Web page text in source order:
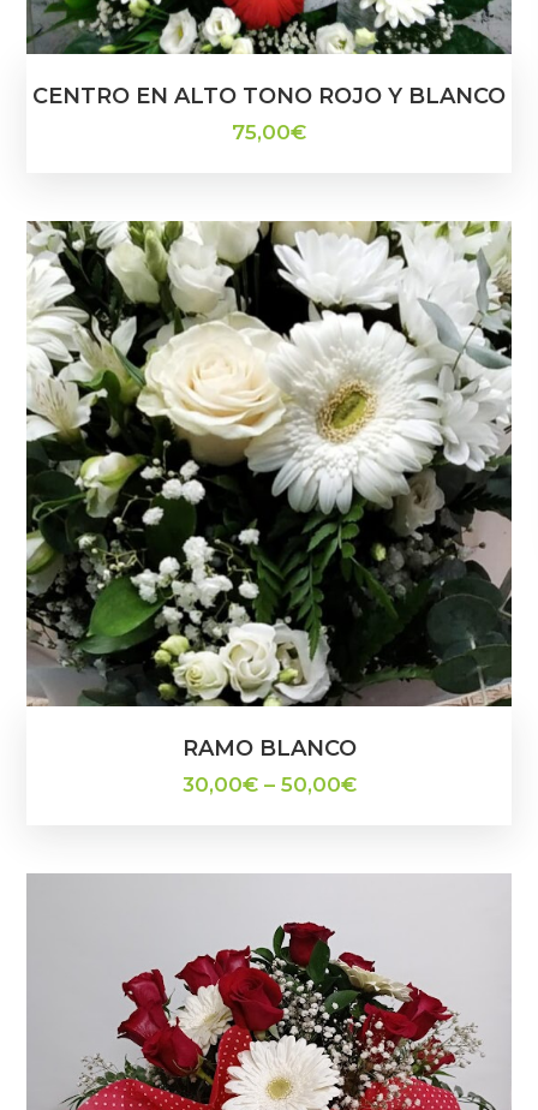
CENTRO EN ALTO TONO ROJO Y BLANCO
75,00€
RAMO BLANCO
30,00€– 50,00€